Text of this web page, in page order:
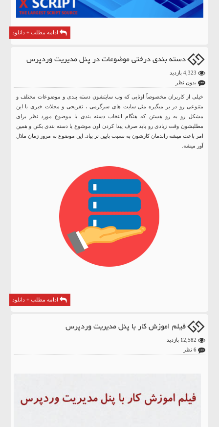
ادامه مطلب + دانلود
دسته بندی درختی موضوعات در پنل مدیریت وردپرس
بدون نظر
خیلی از کاربران مخصوصاً اونایی که وب سایتشون دسته بندی و موضوعات مختلف و
متنوعی رو در بر میگیره مثل سایت های سرگرمی ، تفریحی و مجلات خبری با این
مشکل رو به رو هستن که هنگام انتخاب دسته بندی یا موضوع مورد نظر برای
مطلبشون وقت زیادی رو باید صرف پیدا کردن اون موشوع یا دسته بندی بکنن و همین
امر باعث میشه راندمان کارشون به نسبت پایین تر بیاد. این موضوع به مرور زمان ملال
آور میشه.
ادامه مطلب + دانلود
فیلم اموزش کار با پنل مدیریت وردپرس
6 نظر